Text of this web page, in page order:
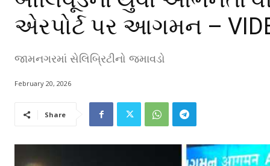
એરપોર્ટ પર આગમન –
જામનગરમાં સેલિબ્રિટીનો જમાવડો
February 20, 2026
Share